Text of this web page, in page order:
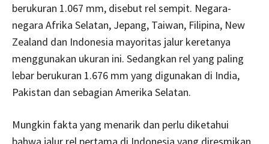
berukuran 1.067 mm, disebut rel sempit. Negara-
negara Afrika Selatan, Jepang, Taiwan, Filipina, New
Zealand dan Indonesia mayoritas jalur keretanya
menggunakan ukuran ini. Sedangkan rel yang paling
lebar berukuran 1.676 mm yang digunakan di India,
Pakistan dan sebagian Amerika Selatan.
Mungkin fakta yang menarik dan perlu diketahui
bahwa jalur rel pertama di Indonesia yang diresmikan